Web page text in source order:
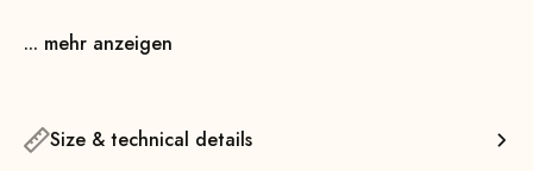
... mehr anzeigen
Size & technical details